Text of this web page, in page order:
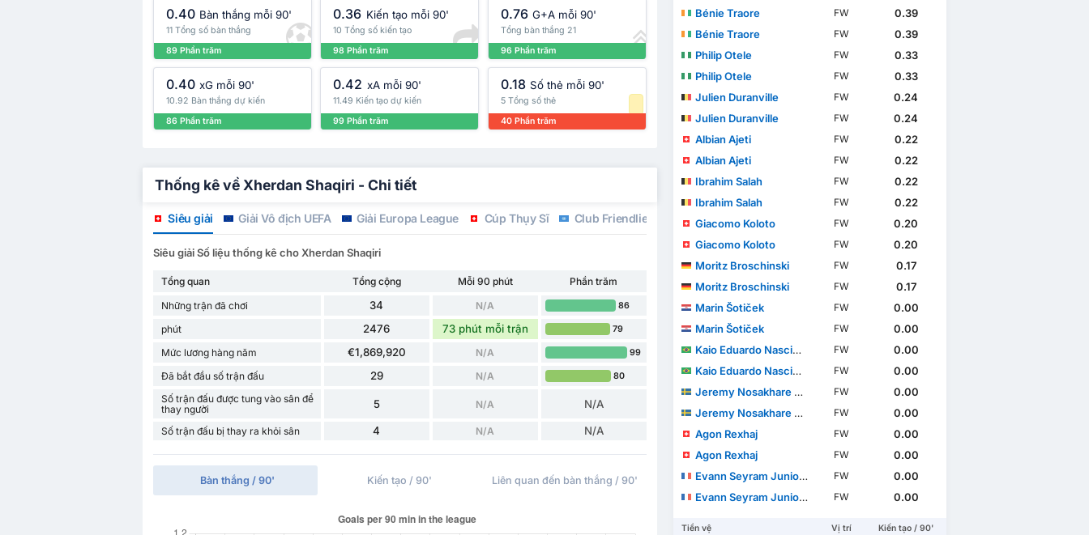
0.40 Bàn thắng mỗi 90'
11 Tổng số bàn thắng
89 Phần trăm
0.36 Kiến tạo mỗi 90'
10 Tổng số kiến tạo
98 Phần trăm
0.76 G+A mỗi 90'
Tổng bàn thắng 21
96 Phần trăm
0.40 xG mỗi 90'
10.92 Bàn thắng dự kiến
86 Phần trăm
0.42 xA mỗi 90'
11.49 Kiến tạo dự kiến
99 Phần trăm
0.18 Số thẻ mỗi 90'
5 Tổng số thẻ
40 Phần trăm
Thống kê về Xherdan Shaqiri - Chi tiết
Siêu giải Giải Vô địch UEFA Giải Europa League Cúp Thụy Sĩ Club Friendlies 1
Siêu giải Số liệu thống kê cho Xherdan Shaqiri
Tổng quan Tổng cộng Mỗi 90 phút
Phần trăm
Những trận đã chơi
34 N/A 86
phút 2476 73 phút mỗi trận 79
Mức lương hàng năm €1,869,920 N/A 99
Đã bắt đầu số trận đấu 29 N/A 80
Số trận đấu được tung vào sân để
thay người
5 N/A N/A
Số trận đấu bị thay ra khỏi sân 4 N/A N/A
Bàn thắng / 90' Kiến tạo / 90' Liên quan đến bàn thắng / 90'
Bénie Traore
FW
0.39
Bénie Traore
FW
0.39
Philip Otele
FW
0.33
Philip Otele
FW
0.33
Julien Duranville
FW
0.24
Julien Duranville
FW
0.24
Albian Ajeti
FW
0.22
Albian Ajeti
FW
0.22
Ibrahim Salah
FW
0.22
Ibrahim Salah
FW
0.22
Giacomo Koloto
FW
0.20
Giacomo Koloto
FW
0.20
Moritz Broschinski
FW
0.17
Moritz Broschinski
FW
0.17
Marin Šotiček
FW
0.00
Marin Šotiček
FW
0.00
Kaio Eduardo Nascimento Pereira dos Santos
FW
0.00
Kaio Eduardo Nascimento Pereira dos Santos
FW
0.00
Jeremy Nosakhare Agbonifo
FW
0.00
Jeremy Nosakhare Agbonifo
FW
0.00
Agon Rexhaj
FW
0.00
Agon Rexhaj
FW
0.00
Evann Seyram Junior Senaya
FW
0.00
Evann Seyram Junior Senaya
FW 0.00
Tiền vệ Vị trí Kiến tạo / 90'